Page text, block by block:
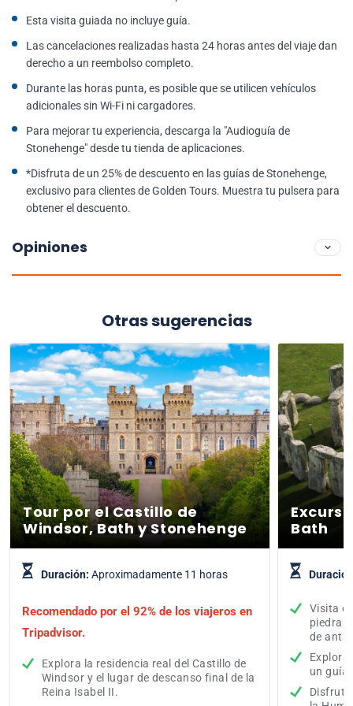
Esta visita guiada no incluye guía.
Las cancelaciones realizadas hasta 24 horas antes del viaje dan
derecho a un reembolso completo.
Durante las horas punta, es posible que se utilicen vehículos
adicionales sin Wi-Fi ni cargadores.
Para mejorar tu experiencia, descarga la "Audioguía de
Stonehenge" desde tu tienda de aplicaciones.
*Disfruta de un 25% de descuento en las guías de Stonehenge,
exclusivo para clientes de Golden Tours. Muestra tu pulsera para
obtener el descuento.
Opiniones
Otras sugerencias
Tour por el Castillo de
Windsor, Bath y Stonehenge
Duración: Aproximadamente 11 horas
Recomendado por el 92% de los viajeros en
Tripadvisor.
Explora la residencia real del Castillo de
Windsor y el lugar de descanso final de la
Reina Isabel II.
Bath
Visita
piedras
de
Explora
un guía